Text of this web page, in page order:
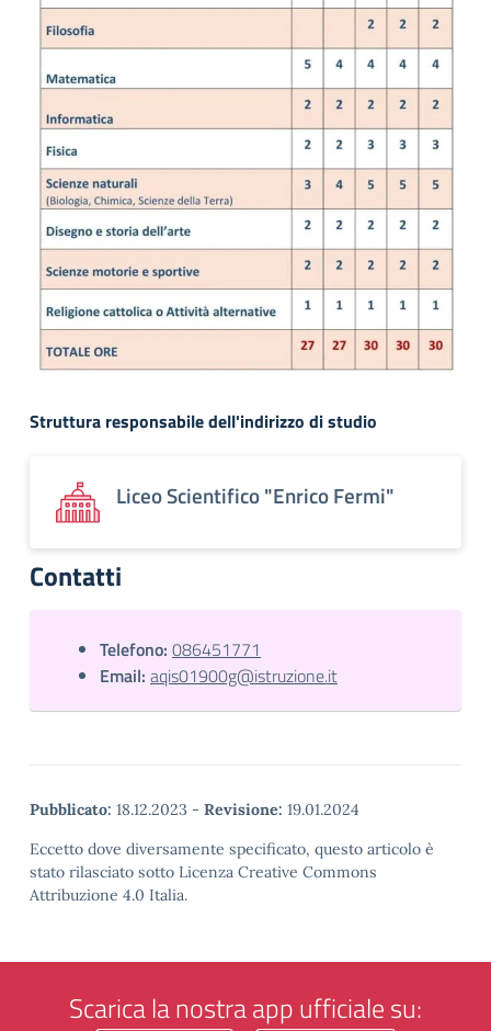
Struttura responsabile dell'indirizzo di studio
Liceo Scientifico "Enrico Fermi"
Contatti
Telefono: 086451771
Email: aqis01900g@istruzione.it
Pubblicato: 18.12.2023 - Revisione: 19.01.2024
Eccetto dove diversamente specificato, questo articolo è
stato rilasciato sotto Licenza Creative Commons
Attribuzione 4.0 Italia.
Scarica la nostra app ufficiale su: